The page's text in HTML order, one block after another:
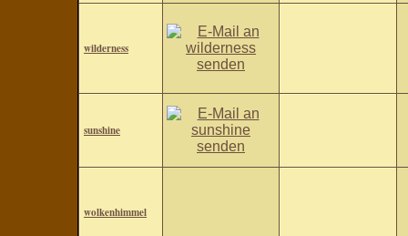
wilderness
sunshine
wolkenhimmel